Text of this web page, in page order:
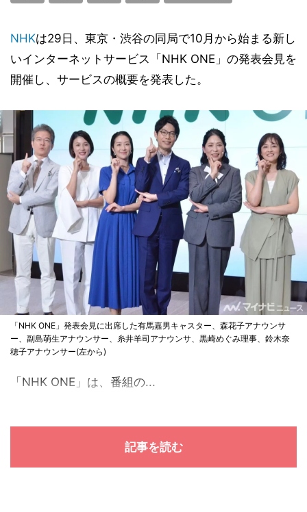
NHKは29日、東京・渋谷の同局で10月から始まる新し
いインターネットサービス「NHK ONE」の発表会見を
開催し、サービスの概要を発表した。
「NHK ONE」発表会見に出席した有馬嘉男キャスター、森花子アナウンサ
ー、副島萌生アナウンサー、糸井羊司アナウンサ、黒崎めぐみ理事、鈴木奈
穂子アナウンサー(左から)
「NHK ONE」は、番組の...
記事を読む